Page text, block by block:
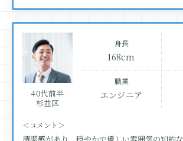
40代前半
杉並区
身長
168cm
職業
エンジニア
＜コメント＞
清潔感があり、穏やかで優しい雰囲気の知的な